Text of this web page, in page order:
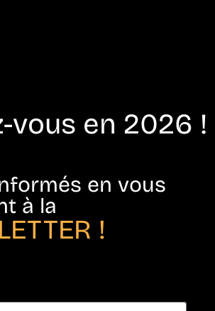
vous en 2026 !
en vous
à la
!